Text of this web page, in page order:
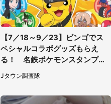
【7／18～9／23】ビンゴでス
ペシャルコラボグッズもらえ
る！ 名鉄ポケモンスタンプラ
リー2026
Jタウン調査隊